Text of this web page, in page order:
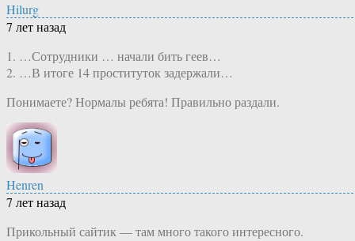
Hilurg
7 лет назад
1. …Сотрудники … начали бить геев…
2. …В итоге 14 проституток задержали…
Понимаете? Нормалы ребята! Правильно раздали.
Henren
7 лет назад
Прикольный сайтик — там много такого интересного.